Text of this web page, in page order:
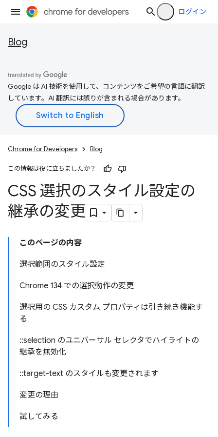
ログイン
Blog
Google は AI 技術を使用して、コンテンツをご希望の言語に翻訳
しています。AI 翻訳には誤りが含まれる場合があります。
Chrome for Developers Blog
この情報は役に立ちましたか？
CSS 選択のスタイル設定の
継承の変更
このページの内容
選択範囲のスタイル設定
Chrome 134 での選択動作の変更
選択用の CSS カスタム プロパティは引き続き機能す
る
::selection のユニバーサル セレクタでハイライトの
継承を無効化
::target-text のスタイルも変更されます
変更の理由
試してみる